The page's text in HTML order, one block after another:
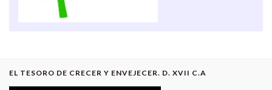
EL TESORO DE CRECER Y ENVEJECER. D. XVII C.A